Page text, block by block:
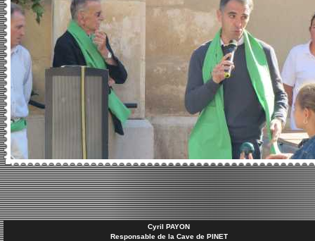
Cyril PAYON
Responsable de la Cave de PINET